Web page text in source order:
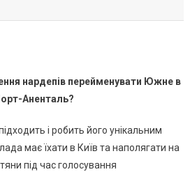
нардепів перейменувати Южне в
Аненталь?
і робить його унікальним
має їхати в Київ та наполягати на
під час голосування